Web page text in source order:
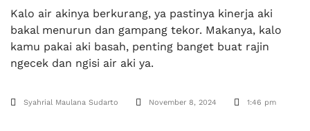
Kalo air akinya berkurang, ya pastinya kinerja aki
bakal menurun dan gampang tekor. Makanya, kalo
kamu pakai aki basah, penting banget buat rajin
ngecek dan ngisi air aki ya.
Syahrial Maulana Sudarto November 8, 2024 1:46 pm